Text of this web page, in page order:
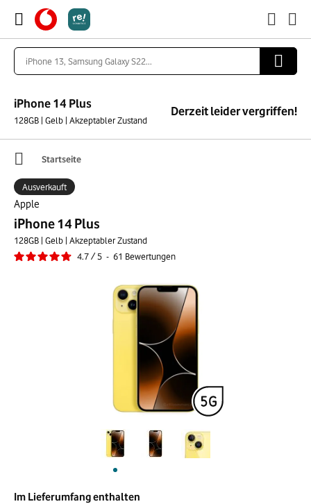
iPhone 14 Plus
128GB | Gelb | Akzeptabler Zustand
Derzeit leider vergriffen!
Startseite
Apple
iPhone 14 Plus
128GB | Gelb | Akzeptabler Zustand
4.7/5 - 61 Bewertungen
Ausverkauft
Im Lieferumfang enthalten